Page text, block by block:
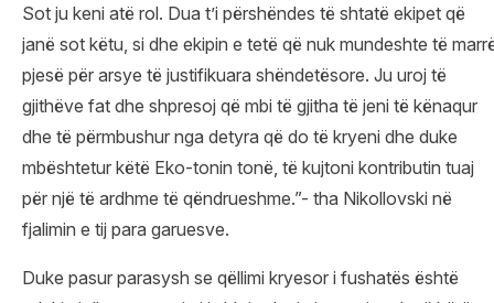
Sot ju keni atë rol. Dua t’i përshëndes të shtatë ekipet që
janë sot këtu, si dhe ekipin e tetë që nuk mundeshte të
pjesë për arsye të justifikuara shëndetësore. Ju uroj të
gjithëve fat dhe shpresoj që mbi të gjitha të jeni të kënaqur
dhe të përmbushur nga detyra që do të kryeni dhe duke
mbështetur këtë Eko-tonin tonë, të kujtoni kontributin tuaj
për një të ardhme të qëndrueshme.”- tha Nikollovski në
fjalimin e tij para garuesve.
Duke pasur parasysh se qëllimi kryesor i fushatës është